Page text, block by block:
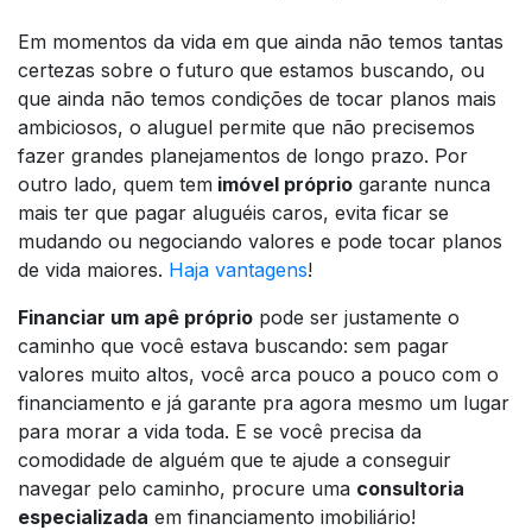
Em momentos da vida em que ainda não temos tantas
certezas sobre o futuro que estamos buscando, ou
que ainda não temos condições de tocar planos mais
ambiciosos, o aluguel permite que não precisemos
fazer grandes planejamentos de longo prazo. Por
outro lado, quem tem imóvel próprio garante nunca
mais ter que pagar aluguéis caros, evita ficar se
mudando ou negociando valores e pode tocar planos
de vida maiores. Haja vantagens!
Financiar um apê próprio pode ser justamente o
caminho que você estava buscando: sem pagar
valores muito altos, você arca pouco a pouco com o
financiamento e já garante pra agora mesmo um lugar
para morar a vida toda. E se você precisa da
comodidade de alguém que te ajude a conseguir
navegar pelo caminho, procure uma consultoria
especializada em financiamento imobiliário!